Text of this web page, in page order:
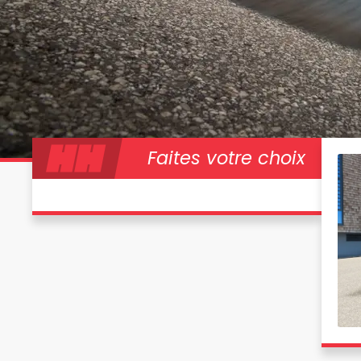
Faites votre choix